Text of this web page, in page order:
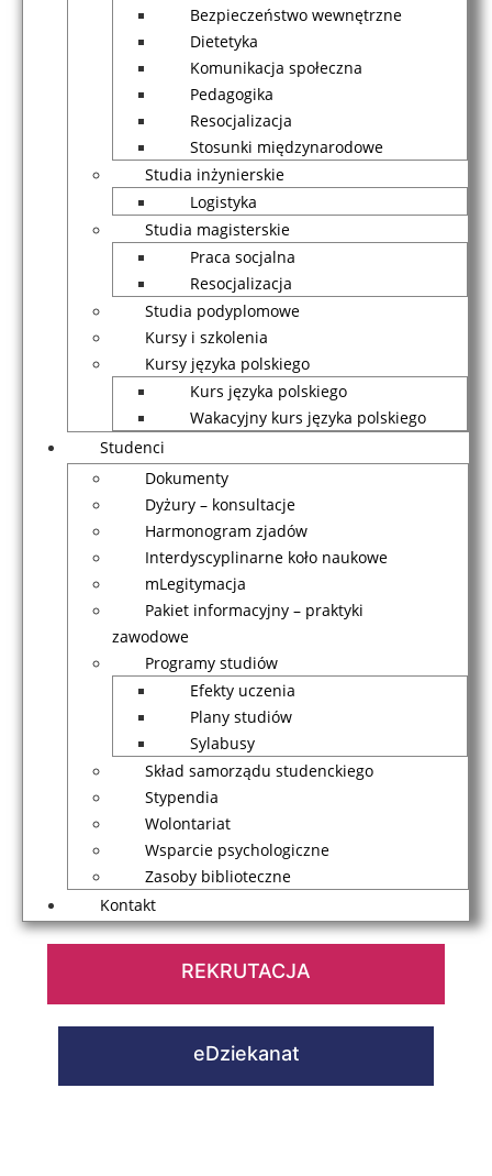
Bezpieczeństwo wewnętrzne
Dietetyka
Komunikacja społeczna
Pedagogika
Resocjalizacja
Stosunki międzynarodowe
Studia inżynierskie
Logistyka
Studia magisterskie
Praca socjalna
Resocjalizacja
Studia podyplomowe
Kursy i szkolenia
Kursy języka polskiego
Kurs języka polskiego
Wakacyjny kurs języka polskiego
Studenci
Dokumenty
Dyżury – konsultacje
Harmonogram zjadów
Interdyscyplinarne koło naukowe
mLegitymacja
Pakiet informacyjny – praktyki
zawodowe
Programy studiów
Efekty uczenia
Plany studiów
Sylabusy
Skład samorządu studenckiego
Stypendia
Wolontariat
Wsparcie psychologiczne
Zasoby biblioteczne
Kontakt
REKRUTACJA
eDziekanat